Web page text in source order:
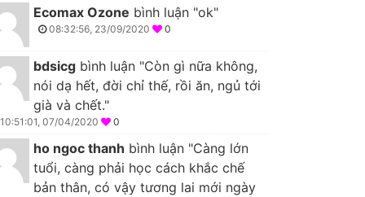
Ecomax Ozone bình luận "ok"
08:32:56, 23/09/2020 0
bdsicg bình luận "Còn gì nữa không,
nói dạ hết, đời chỉ thế, rồi ăn, ngủ tới
già và chết."
10:51:01, 07/04/2020 0
ho ngoc thanh bình luận "Càng lớn
tuổi, càng phải học cách khắc chế
bản thân, có vậy tương lai mới ngày